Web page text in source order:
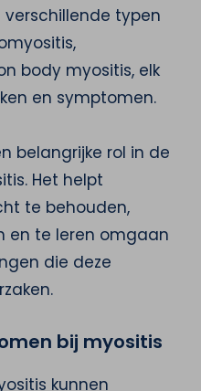
verschillende typen
body myositis, elk
en symptomen.
belangrijke rol in de
Het helpt
te behouden,
en te leren omgaan
die deze
bij myositis
kunnen